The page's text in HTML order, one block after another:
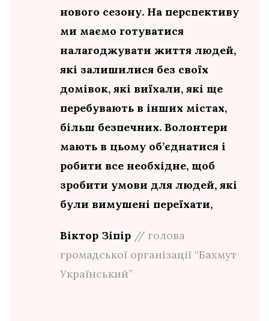
нового сезону. На перспективу
ми маємо готуватися
налагоджувати життя людей,
які залишилися без своїх
домівок, які виїхали, які ще
перебувають в інших містах,
більш безпечних. Волонтери
мають в цьому об’єднатися і
робити все необхідне, щоб
зробити умови для людей, які
були вимушені переїхати,
Віктор Зіпір // голова
громадської організації “Бахмут
Український”